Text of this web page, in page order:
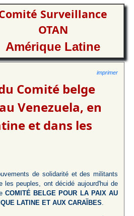
Surveillance
OTAN
Amérique Latine
imprimer
Comité belge
Venezuela, en
et dans les
de solidarité et des militants
les peuples, ont décidé aujourd'hui de
COMITÉ BELGE POUR LA PAIX AU
LATINE ET AUX CARAÏBES.